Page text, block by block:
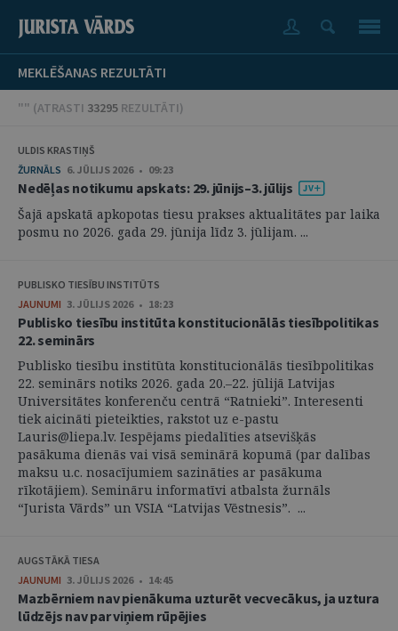
MEKLĒŠANAS REZULTĀTI
"" (ATRASTI 33295 REZULTĀTI)
ULDIS KRASTIŅŠ
ŽURNĀLS 6. JŪLIJS 2026 • 09:23
Nedēļas notikumu apskats: 29. jūnijs–3. jūlijs
Šajā apskatā apkopotas tiesu prakses aktualitātes par laika
posmu no 2026. gada 29. jūnija līdz 3. jūlijam. ...
PUBLISKO TIESĪBU INSTITŪTS
JAUNUMI 3. JŪLIJS 2026 • 18:23
Publisko tiesību institūta konstitucionālās tiesībpolitikas
22. seminārs
Publisko tiesību institūta konstitucionālās tiesībpolitikas
22. seminārs notiks 2026. gada 20.–22. jūlijā Latvijas
Universitātes konferenču centrā “Ratnieki”. Interesenti
tiek aicināti pieteikties, rakstot uz e-pastu
Lauris@liepa.lv. Iespējams piedalīties atsevišķās
pasākuma dienās vai visā seminārā kopumā (par dalības
maksu u.c. nosacījumiem sazināties ar pasākuma
rīkotājiem). Semināru informatīvi atbalsta žurnāls
“Jurista Vārds” un VSIA “Latvijas Vēstnesis”. ...
AUGSTĀKĀ TIESA
JAUNUMI 3. JŪLIJS 2026 • 14:45
Mazbērniem nav pienākuma uzturēt vecvecākus, ja uztura
lūdzējs nav par viņiem rūpējies